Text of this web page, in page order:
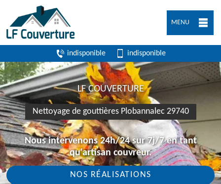
MENU
indisponible indisponible
LF COUVERTURE
Nettoyage de gouttières Plobannalec 29740
Nous intervenons 24h/24 sur 7j/7 en tant
qu'artisan couvreur.
NOS RÉALISATIONS